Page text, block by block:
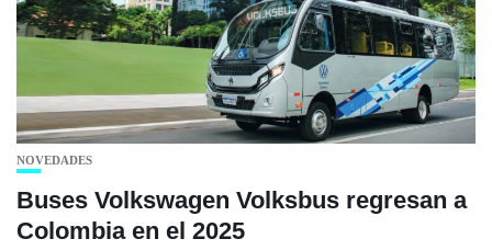
NOVEDADES
Buses Volkswagen Volksbus regresan a
Colombia en el 2025